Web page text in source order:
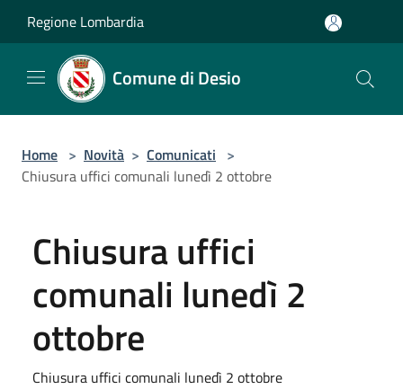
Regione Lombardia
Comune di Desio
Home > Novità > Comunicati >
Chiusura uffici comunali lunedì 2 ottobre
Chiusura uffici
comunali lunedì 2
ottobre
Chiusura uffici comunali lunedì 2 ottobre